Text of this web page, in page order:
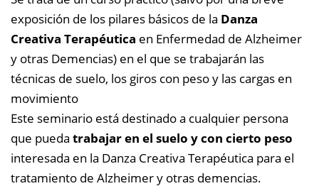
exposición de los pilares básicos de la Danza
Creativa Terapéutica en Enfermedad de Alzheimer
y otras Demencias) en el que se trabajarán las
técnicas de suelo, los giros con peso y las cargas en
movimiento
Este seminario está destinado a cualquier persona
que pueda trabajar en el suelo y con cierto peso
interesada en la Danza Creativa Terapéutica para el
tratamiento de Alzheimer y otras demencias.